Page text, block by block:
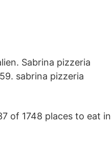
Sabrina pizzeria
sabrina pizzeria
of 1748 places to eat in